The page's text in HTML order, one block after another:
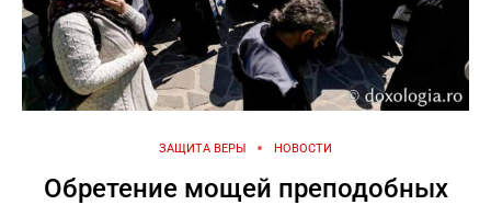
ЗАЩИТА ВЕРЫ НОВОСТИ
Обретение мощей преподобных